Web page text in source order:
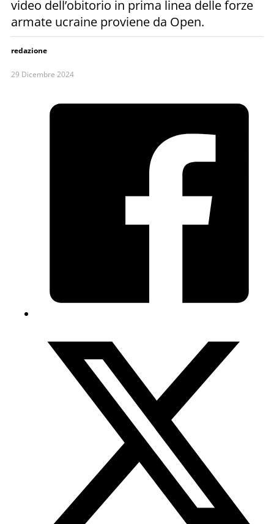
video dell’obitorio in prima linea delle forze
armate ucraine proviene da Open.
redazione
29 Dicembre 2024